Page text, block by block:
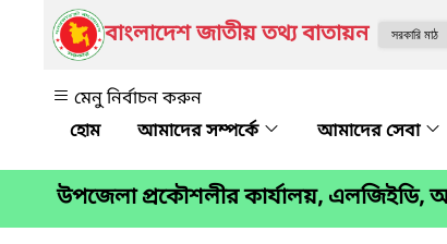
বাংলাদেশ জাতীয় তথ্য বাতায়ন
মেনু নির্বাচন করুন
আমাদের সম্পর্কে
আমাদের সেবা
উপজেলা প্রকৌশলীর কার্যালয়, এলজিইডি,